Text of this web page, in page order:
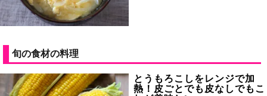
旬の食材の料理
とうもろこしをレンジで加
熱！皮ごとでも皮なしでもこ